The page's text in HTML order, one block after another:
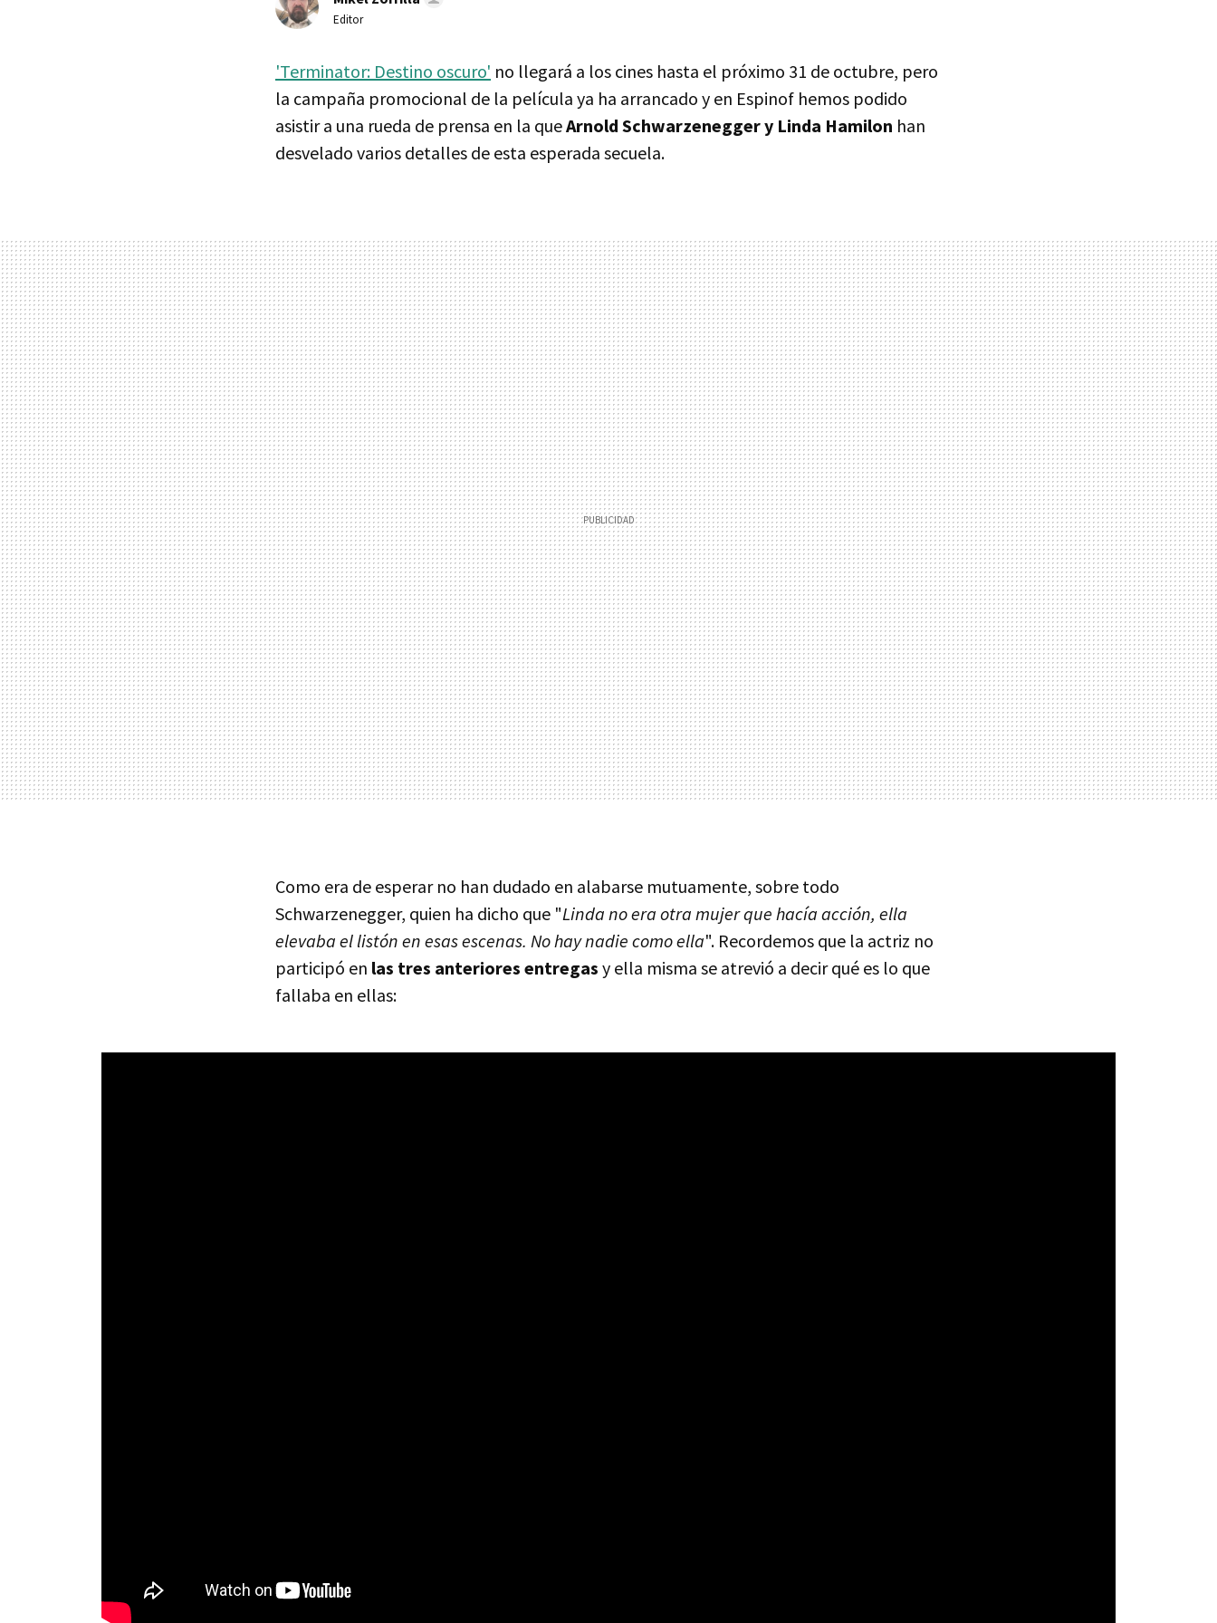
Editor
'Terminator: Destino oscuro' no llegará a los cines hasta el próximo 31 de octubre, pero
la campaña promocional de la película ya ha arrancado y en Espinof hemos podido
asistir a una rueda de prensa en la queArnold Schwarzenegger y Linda Hamilon han
desvelado varios detalles de esta esperada secuela.
Como era de esperar no han dudado en alabarse mutuamente, sobre todo
Schwarzenegger, quien ha dicho que "Linda no era otra mujer que hacía acción, ella
elevaba el listón en esas escenas. No hay nadie como ella". Recordemos que la actriz no
participó en las tres anteriores entregas y ella misma se atrevió a decir qué es lo que
fallaba en ellas: